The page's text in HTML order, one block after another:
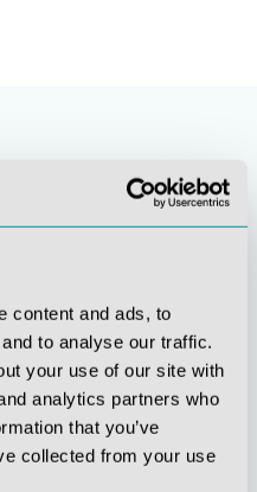
content and ads, to
to analyse our traffic.
your use of our site with
analytics partners who
that you’ve
collected from your use
Soziale
Verantwortung